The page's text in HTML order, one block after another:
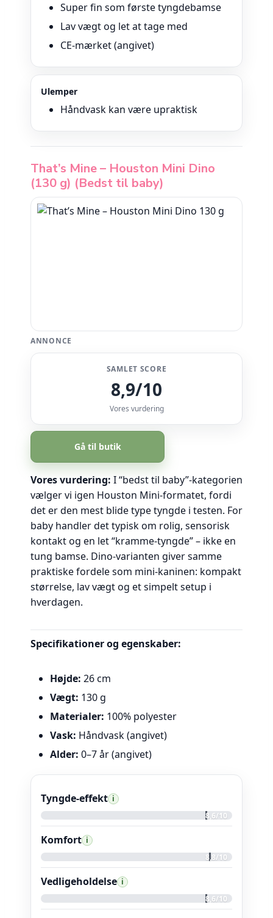
Super fin som første tyngdebamse
Lav vægt og let at tage med
CE-mærket (angivet)
Ulemper
Håndvask kan være upraktisk
That’s Mine – Houston Mini Dino
(130 g) (Bedst til baby)
ANNONCE
SAMLET SCORE
8,9/10
Vores vurdering
Gå til butik
Vores vurdering: I “bedst til baby”-kategorien
vælger vi igen Houston Mini-formatet, fordi
det er den mest blide type tyngde i testen. For
baby handler det typisk om rolig, sensorisk
kontakt og en let “kramme-tyngde” – ikke en
tung bamse. Dino-varianten giver samme
praktiske fordele som mini-kaninen: kompakt
størrelse, lav vægt og et simpelt setup i
hverdagen.
Specifikationer og egenskaber:
Højde: 26 cm
Vægt: 130 g
Materialer: 100% polyester
Vask: Håndvask (angivet)
Alder: 0–7 år (angivet)
Tyngde-effekt i
8,6/10
Komfort i
8,8/10
Vedligeholdelse i
8,6/10